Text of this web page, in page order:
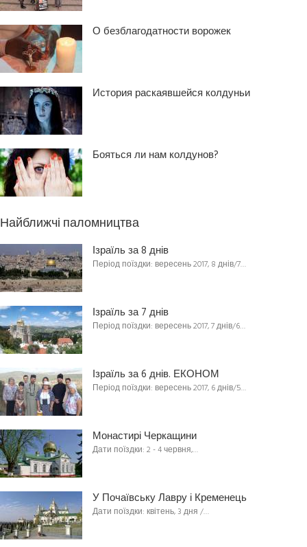
О безблагодатности ворожек
История раскаявшейся колдуньи
Бояться ли нам колдунов?
Найближчі паломництва
Ізраїль за 8 днів
Період поїздки: вересень 2017, 8 днів/7…
Ізраїль за 7 днів
Період поїздки: вересень 2017, 7 днів/6…
Ізраїль за 6 днів. ЕКОНОМ
Період поїздки: вересень 2017, 6 днів/5…
Монастирі Черкащини
Дати поїздки: 2 - 4 червня,…
У Почаївську Лавру і Кременець
Дати поїздки: квітень, 3 дня /…